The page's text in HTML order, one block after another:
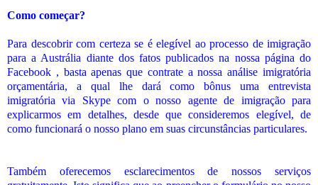
Como começar?
Para descobrir com certeza se é elegível ao processo de imigração
para a Austrália diante dos fatos publicados na nossa página do
Facebook , basta apenas que contrate a nossa análise imigratória
orçamentária, a qual lhe dará como bônus uma entrevista
imigratória via Skype com o nosso agente de imigração para
explicarmos em detalhes, desde que consideremos elegível, de
como funcionará o nosso plano em suas circunstâncias particulares.
Também oferecemos esclarecimentos de nossos serviços